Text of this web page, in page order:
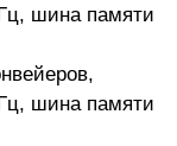
шина памяти
шина памяти